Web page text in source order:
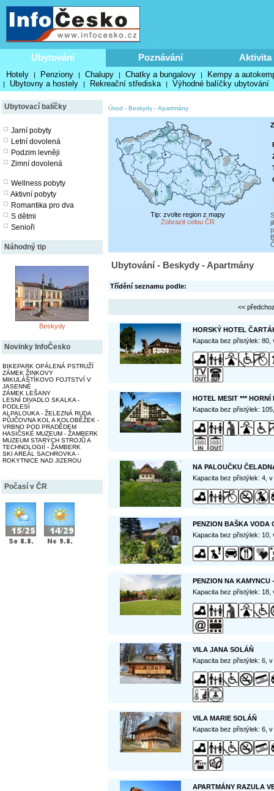
Ubytování Poznávání Aktivita
Hotely | Penziony | Chalupy | Chatky a bungalovy | Kempy a
| Ubytovny a hostely | Rekreační střediska | Výhodné balíčky ubytování
Ubytovací balíčky
Jarní pobyty
Letní dovolená
Podzim levněji
Zimní dovolená
Wellness pobyty
Aktivní pobyty
Romantika pro dva
S dětmi
Senioři
Náhodný tip
Beskydy
Novinky InfoČesko
BIKEPARK OPÁLENÁ PSTRUŽÍ
ZÁMEK ŽINKOVY
MIKULÁŠTÍKOVO FOJTSTVÍ V
JASENNÉ
ZÁMEK LEŠANY
LESNÍ DIVADLO SKALKA -
PODLESÍ
ALPALOUKA - ŽELEZNÁ RUDA
PŮJČOVNA KOL A KOLOBĚŽEK -
VRBNO POD PRADĚDEM
HASIČSKÉ MUZEUM - ŽAMBERK
MUZEUM STARÝCH STROJŮ A
TECHNOLOGIÍ - ŽAMBERK
SKI AREÁL SACHROVKA -
ROKYTNICE NAD JIZEROU
Počasí v ČR
Úvod - Beskydy - Apartmány
Tip: zvolte region z mapy
Zobrazit celou ČR
Ubytování - Beskydy - Apartmány
Třídění seznamu podle:
<<
HORSKÝ HOTEL
Kapacita bez přistýlek:
HOTEL MESIT *** HORNÍ
Kapacita bez přistýlek:
NA PALOUČKU
Kapacita bez přistýlek: 4,
PENZION BAŠKA VODA
Kapacita bez přistýlek:
PENZION NA KAMYNCU
Kapacita bez přistýlek:
VILA JANA SOLÁŇ
Kapacita bez přistýlek: 6,
VILA MARIE SOLÁŇ
Kapacita bez přistýlek: 6,
APARTMÁNY RAZULA